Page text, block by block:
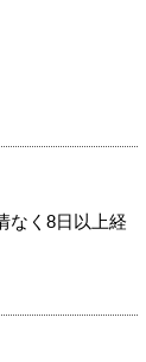
なく8日以上経